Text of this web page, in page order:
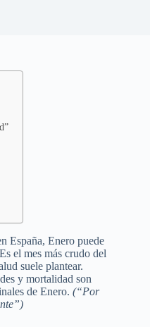
España, Enero puede
el mes más crudo del
suele plantear.
y mortalidad son
de Enero. (“Por